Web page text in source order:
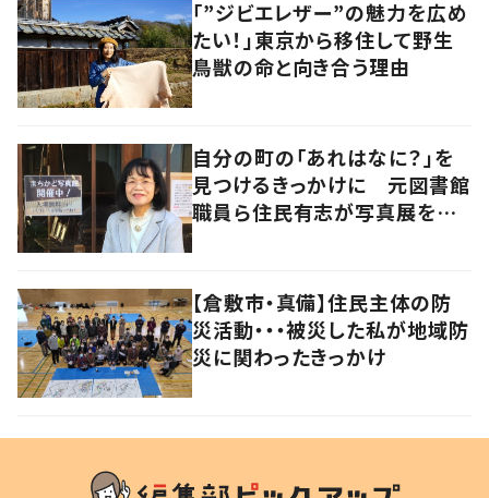
「”ジビエレザー”の魅力を広め
たい！」東京から移住して野生
鳥獣の命と向き合う理由
自分の町の「あれはなに？」を
見つけるきっかけに 元図書館
職員ら住民有志が写真展を企
【倉敷市・真備】住民主体の防
災活動・・・被災した私が地域防
災に関わったきっかけ